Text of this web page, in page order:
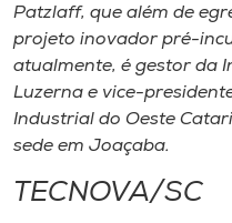
Patzlaff, que além de
projeto inovador pré-
atualmente, é gestor da
Luzerna e vice-
Industrial do Oeste
sede em Joaçaba.
TECNOVA/SC